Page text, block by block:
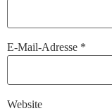
E-Mail-Adresse *
Website